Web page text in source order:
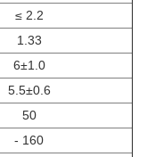
≤ 2.2
1.33
6±1.0
5.5±0.6
50
- 160